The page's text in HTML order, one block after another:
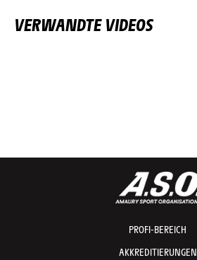
VERWANDTE VIDEOS
PROFI-BEREICH
AKKREDITIERUNGEN